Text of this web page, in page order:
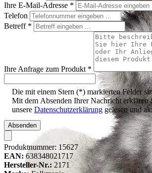
Ihre E-Mail-Adresse *
Telefon
Betreff *
Ihre Anfrage zum Produkt *
Die mit einem Stern (*) markierten Felder
Mit dem Absenden Ihrer Nachricht erklären
unsere Datenschutzerklärung gelesen und
Absenden
Produktnummer: 15627
EAN: 638348021717
Hersteller-Nr.: 2171